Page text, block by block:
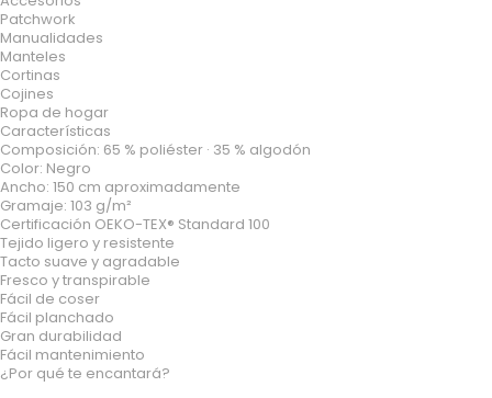
Patchwork
Manualidades
Manteles
Cortinas
Cojines
Ropa de hogar
Características
Composición: 65 % poliéster · 35 % algodón
Color: Negro
Ancho: 150 cm aproximadamente
Gramaje: 103 g/m²
Certificación OEKO-TEX® Standard 100
Tejido ligero y resistente
Tacto suave y agradable
Fresco y transpirable
Fácil de coser
Fácil planchado
Gran durabilidad
Fácil mantenimiento
¿Por qué te encantará?